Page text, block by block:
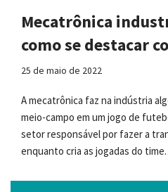
Mecatrônica
como se destacar
25 de maio de 2022
A mecatrônica faz na indústria
meio-campo em um jogo de
setor responsável por fazer a
enquanto cria as jogadas do